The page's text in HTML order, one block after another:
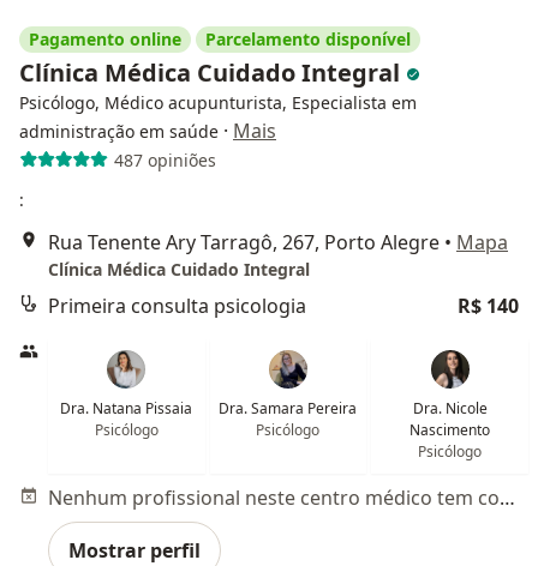
Pagamento online Parcelamento disponível
Clínica Médica Cuidado Integral
Psicólogo, Médico acupunturista, Especialista em
administração em saúde · Mais
487 opiniões
:
Rua Tenente Ary Tarragô, 267, Porto Alegre • Mapa
Clínica Médica Cuidado Integral
Primeira consulta psicologia R$ 140
Dra. Natana Pissaia
Psicólogo
Dra. Samara Pereira
Psicólogo
Dra. Nicole
Nascimento
Psicólogo
Nenhum profissional neste centro médico tem consultas disponíveis
Mostrar perfil